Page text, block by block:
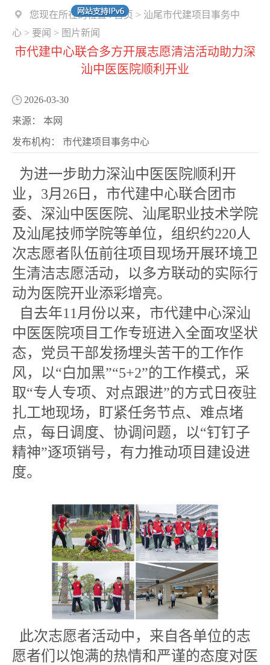
您现在所在的位置 :首页 > 汕尾市代建项目事务中
心 > 要闻 > 图片新闻
市代建中心联合多方开展志愿清洁活动助力深
汕中医医院顺利开业
2026-03-30
来源： 本网
发布机构： 市代建项目事务中心
为进一步助力深汕中医医院顺利开
业，3月26日，市代建中心联合团市
委、深汕中医医院、汕尾职业技术学院
及汕尾技师学院等单位，组织约220人
次志愿者队伍前往项目现场开展环境卫
生清洁志愿活动，以多方联动的实际行
动为医院开业添彩增亮。
自去年11月份以来，市代建中心深汕
中医医院项目工作专班进入全面攻坚状
态，党员干部发扬埋头苦干的工作作
风，以“白加黑”“5+2”的工作模式，采
取“专人专项、对点跟进”的方式日夜驻
扎工地现场，盯紧任务节点、难点堵
点，每日调度、协调问题，以“钉钉子
精神”逐项销号，有力推动项目建设进
度。
此次志愿者活动中，来自各单位的志
愿者们以饱满的热情和严谨的态度对医